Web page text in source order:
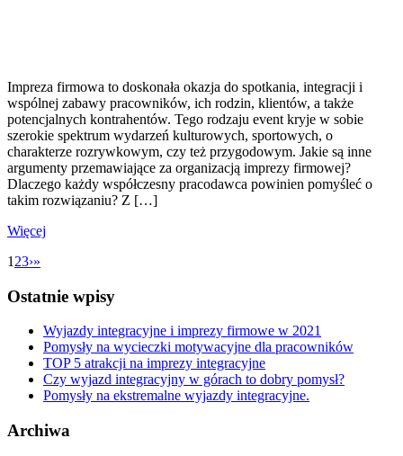
Impreza firmowa to doskonała okazja do spotkania, integracji i
wspólnej zabawy pracowników, ich rodzin, klientów, a także
potencjalnych kontrahentów. Tego rodzaju event kryje w sobie
szerokie spektrum wydarzeń kulturowych, sportowych, o
charakterze rozrywkowym, czy też przygodowym. Jakie są inne
argumenty przemawiające za organizacją imprezy firmowej?
Dlaczego każdy współczesny pracodawca powinien pomyśleć o
takim rozwiązaniu? Z […]
Więcej
1 23›»
Ostatnie wpisy
Wyjazdy integracyjne i imprezy firmowe w 2021
Pomysły na wycieczki motywacyjne dla pracowników
TOP 5 atrakcji na imprezy integracyjne
Czy wyjazd integracyjny w górach to dobry pomysł?
Pomysły na ekstremalne wyjazdy integracyjne.
Archiwa